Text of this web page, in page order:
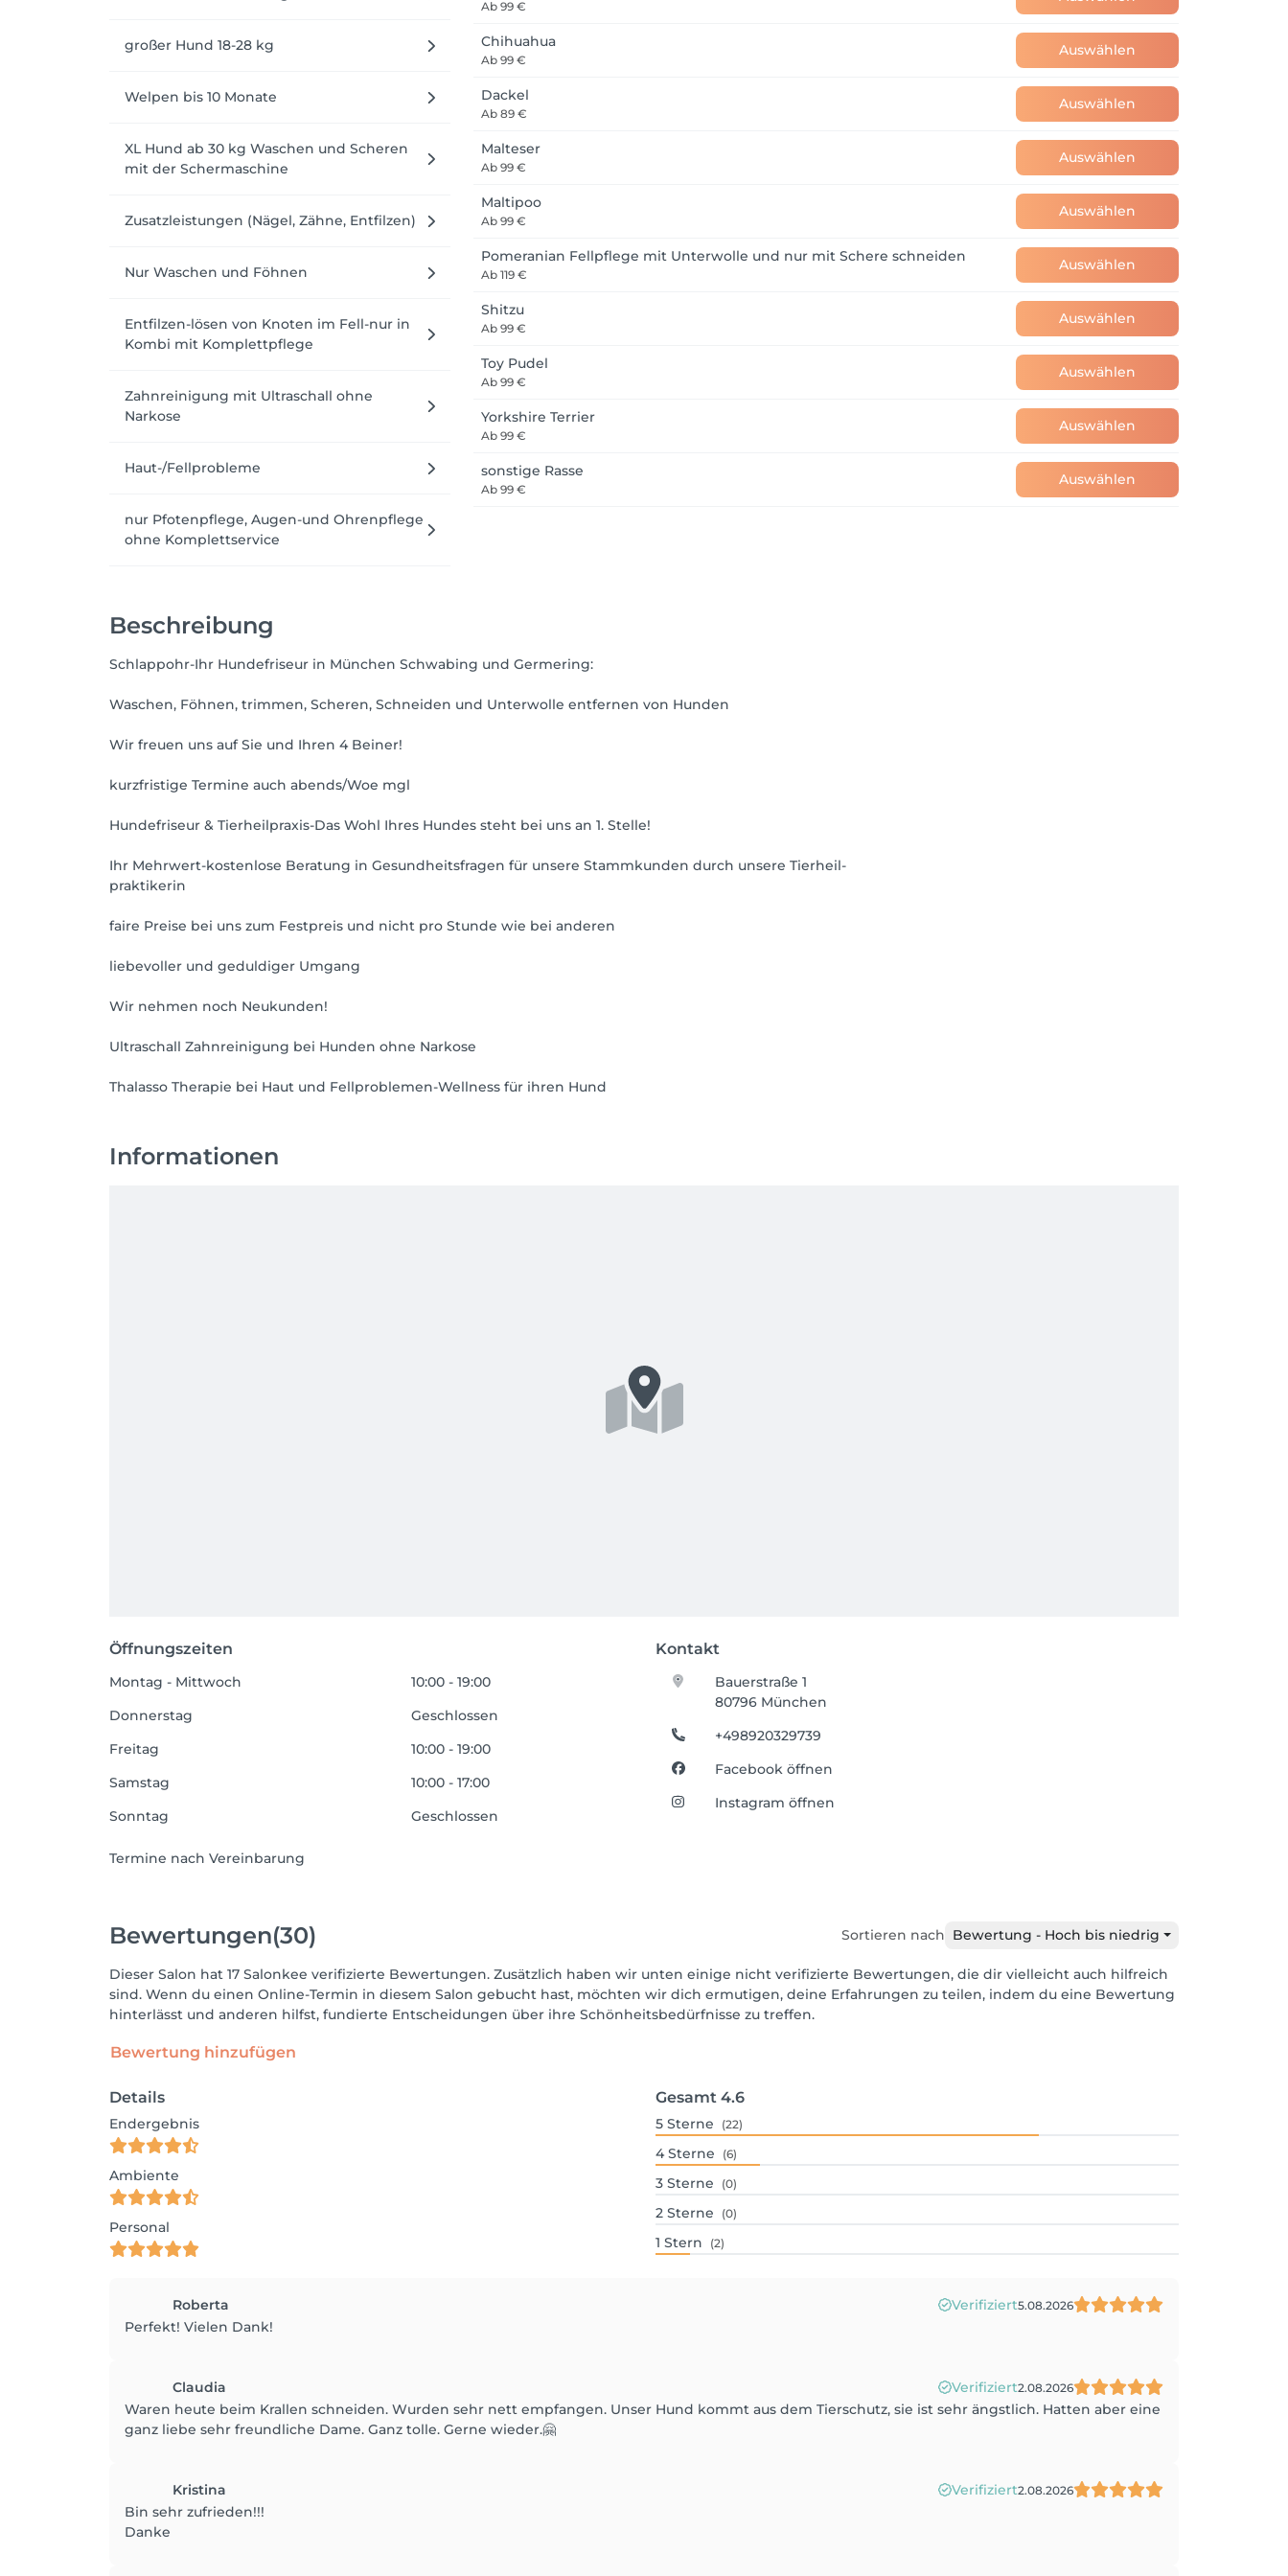
Bei Fragen vor dem Termin senden Sie uns gerne eine email.
Adresse:
Nordendstraße direkt neben uns halten.
Bitte gehen Sie vor Ihrem Termin noch Gassi und kommen möglichst erst zur Terminzeit, da wir vor Ihnen in den letzten Zügen sind.
Mit Ihrer Buchung erklären Sie sich mit den oben genannten Bedingungen einverstanden.
großer Hund 18-28 kg
Welpen bis 10 Monate
XL Hund ab 30 kg Waschen und Scheren
mit der Schermaschine
Zusatzleistungen (Nägel, Zähne, Entfilzen)
Nur Waschen und Föhnen
Entfilzen-lösen von Knoten im Fell-nur in
Kombi mit Komplettpflege
Zahnreinigung mit Ultraschall ohne
Narkose
Haut-/Fellprobleme
nur Pfotenpflege, Augen-und Ohrenpflege
ohne Komplettservice
Ab 99 €
Chihuahua
Ab 99 €
Auswählen
Dackel
Ab 89 €
Auswählen
Malteser
Ab 99 €
Auswählen
Maltipoo
Ab 99 €
Auswählen
Pomeranian Fellpflege mit Unterwolle und nur mit Schere schneiden
Ab 119 €
Auswählen
Shitzu
Ab 99 €
Auswählen
Toy Pudel
Ab 99 €
Auswählen
Yorkshire Terrier
Ab 99 €
Auswählen
sonstige Rasse
Ab 99 €
Auswählen
Beschreibung
Schlappohr-Ihr Hundefriseur in München Schwabing und Germering:
Waschen, Föhnen, trimmen, Scheren, Schneiden und Unterwolle entfernen von Hunden
Wir freuen uns auf Sie und Ihren 4 Beiner!
kurzfristige Termine auch abends/Woe mgl
Hundefriseur & Tierheilpraxis-Das Wohl Ihres Hundes steht bei uns an 1. Stelle!
Ihr Mehrwert-kostenlose Beratung in Gesundheitsfragen für unsere Stammkunden durch unsere Tierheil-
praktikerin
faire Preise bei uns zum Festpreis und nicht pro Stunde wie bei anderen
liebevoller und geduldiger Umgang
Wir nehmen noch Neukunden!
Ultraschall Zahnreinigung bei Hunden ohne Narkose
Thalasso Therapie bei Haut und Fellproblemen-Wellness für ihren Hund
Informationen
Öffnungszeiten Kontakt
Montag - Mittwoch
10:00 - 19:00
Donnerstag
Geschlossen
Freitag
10:00 - 19:00
Samstag
10:00 - 17:00
Sonntag
Geschlossen
Termine nach Vereinbarung
Bauerstraße 1
80796 München
+498920329739
Facebook öffnen
Instagram öffnen
Bewertungen(30) Sortieren nach Bewertung - Hoch bis niedrig
Dieser Salon hat 17 Salonkee verifizierte Bewertungen. Zusätzlich haben wir unten einige nicht verifizierte Bewertungen, die dir vielleicht auch hilfreich
sind. Wenn du einen Online-Termin in diesem Salon gebucht hast, möchten wir dich ermutigen, deine Erfahrungen zu teilen, indem du eine Bewertung
hinterlässt und anderen hilfst, fundierte Entscheidungen über ihre Schönheitsbedürfnisse zu treffen.
Bewertung hinzufügen
Details
Endergebnis
Ambiente
Personal
Gesamt 4.6
5 Sterne (22)
4 Sterne (6)
3 Sterne (0)
2 Sterne (0)
1 Stern (2)
Roberta Verifiziert5.08.2026
Perfekt! Vielen Dank!
Claudia Verifiziert2.08.2026
Waren heute beim Krallen schneiden. Wurden sehr nett empfangen. Unser Hund kommt aus dem Tierschutz, sie ist sehr ängstlich. Hatten aber eine
ganz liebe sehr freundliche Dame. Ganz tolle. Gerne wieder.🤗
Kristina Verifiziert2.08.2026
Bin sehr zufrieden!!!
Danke